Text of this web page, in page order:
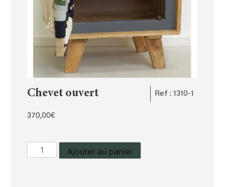
Chevet ouvert Ref : 1310-1
370,00€
quantité
de
Ajouter au panier